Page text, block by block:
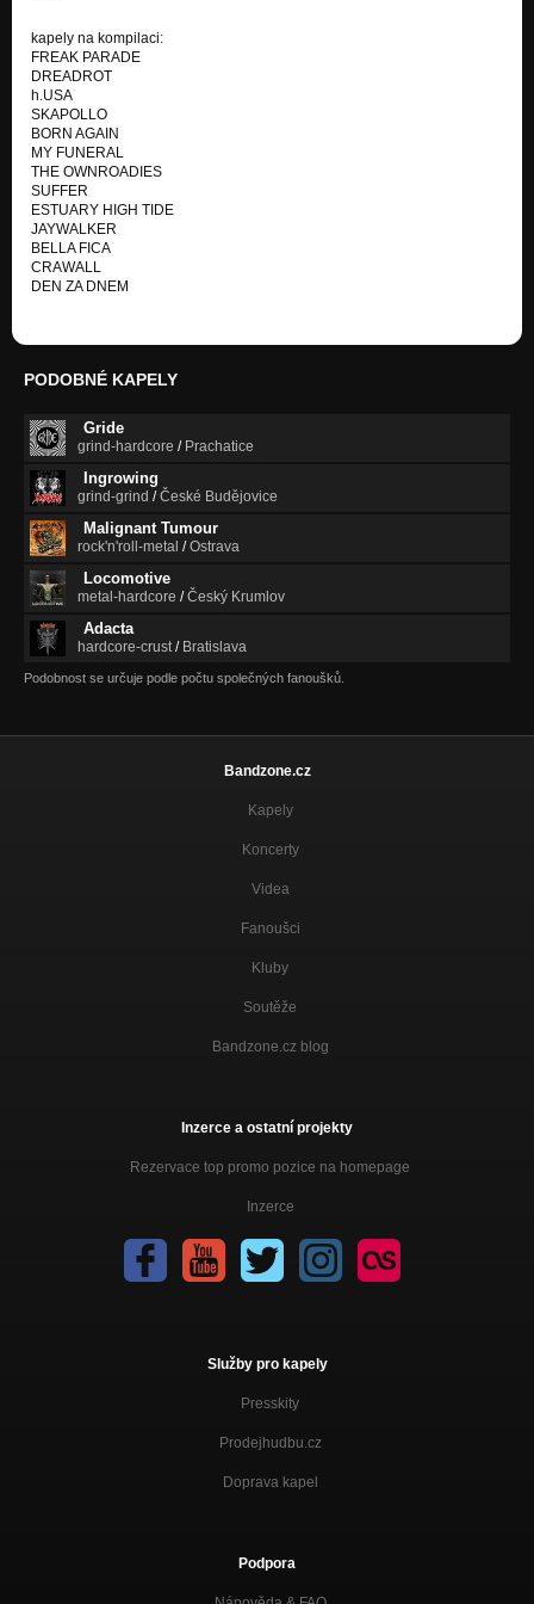
Víra
CD 2002
kapely na kompilaci:
FREAK PARADE
DREADROT
h.USA
SKAPOLLO
BORN AGAIN
MY FUNERAL
THE OWNROADIES
SUFFER
ESTUARY HIGH TIDE
JAYWALKER
BELLA FICA
CRAWALL
DEN ZA DNEM
PODOBNÉ KAPELY
Gride
grind-hardcore / Prachatice
Ingrowing
grind-grind /České Budějovice
Malignant Tumour
rock'n'roll-metal /Ostrava
Locomotive
metal-hardcore /Český Krumlov
Adacta
hardcore-crust / Bratislava
Podobnost se určuje podle počtu společných fanoušků.
Bandzone.cz
Kapely
Koncerty
Videa
Fanoušci
Kluby
Soutěže
Bandzone.cz blog
Inzerce a ostatní projekty
Rezervace top promo pozice na homepage
Inzerce
Služby pro kapely
Presskity
Prodejhudbu.cz
Doprava kapel
Podpora